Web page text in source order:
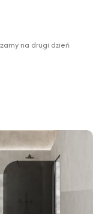
na drugi dzień